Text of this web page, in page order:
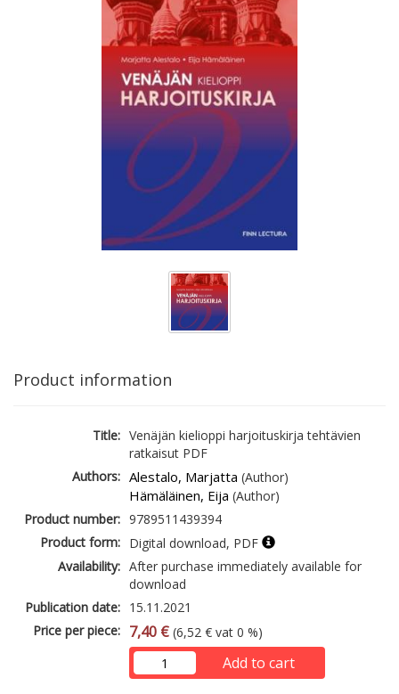
Product information
Title: Venäjän kielioppi harjoituskirja tehtävien
ratkaisut PDF
Authors: Alestalo, Marjatta (Author)
Hämäläinen, Eija (Author)
Product number: 9789511439394
Product form: Digital download, PDF
Availability: After purchase immediately available for
download
Publication date: 15.11.2021
Price per piece: 7,40 € (6,52 € vat 0 %)
Add to cart